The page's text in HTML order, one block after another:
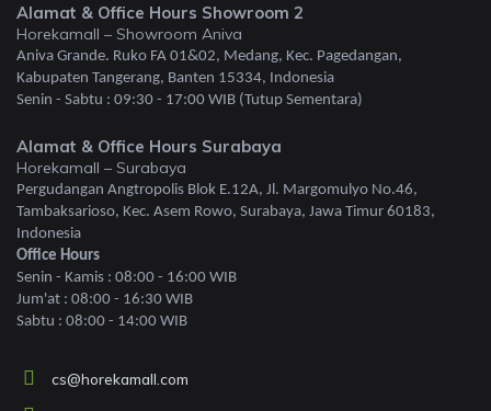
Alamat & Office Hours Showroom 2
Horekamall – Showroom Aniva
Aniva Grande. Ruko FA 01&02, Medang, Kec. Pagedangan,
Kabupaten Tangerang, Banten 15334, Indonesia
Senin - Sabtu : 09:30 - 17:00 WIB (Tutup Sementara)
Alamat & Office Hours Surabaya
Horekamall – Surabaya
Pergudangan Angtropolis Blok E.12A, Jl. Margomulyo No.46,
Tambaksarioso, Kec. Asem Rowo, Surabaya, Jawa Timur 60183,
Indonesia
Office Hours
Senin - Kamis : 08:00 - 16:00 WIB
Jum'at : 08:00 - 16:30 WIB
Sabtu : 08:00 - 14:00 WIB
cs@horekamall.com